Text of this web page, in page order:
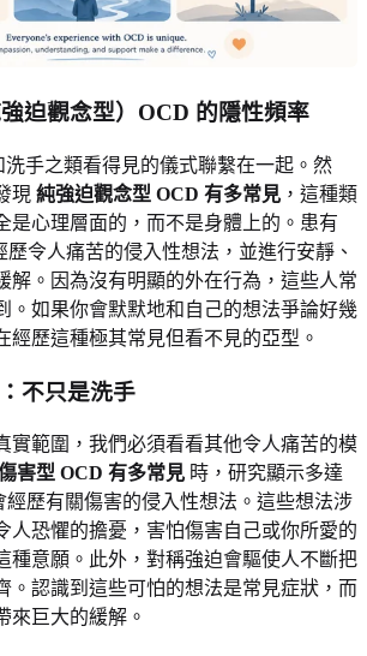
強迫觀念型）OCD 的隱性頻率
洗手之類看得見的儀式聯繫在一起。然
現 純強迫觀念型 OCD 有多常見 ，這種類
是心理層面的，而不是身體上的。患有
歷令人痛苦的侵入性想法，並進行安靜、
解。因為沒有明顯的外在行為，這些人常
。如果你會默默地和自己的想法爭論好幾
經歷這種極其常見但看不見的亞型。
不只是洗手
實範圍，我們必須看看其他令人痛苦的模
害型 OCD 有多常見 時，研究顯示多達
經歷有關傷害的侵入性想法。這些想法涉
人恐懼的擔憂，害怕傷害自己或你所愛的
種意願。此外，對稱強迫會驅使人不斷把
。認識到這些可怕的想法是常見症狀，而
來巨大的緩解。